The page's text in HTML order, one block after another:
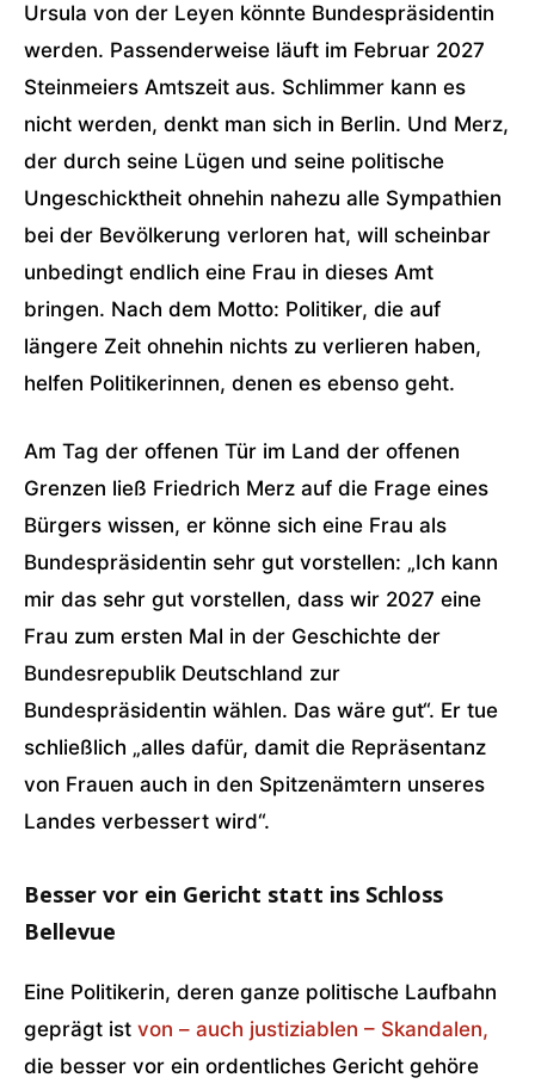
Ursula von der Leyen könnte Bundespräsidentin
werden. Passenderweise läuft im Februar 2027
Steinmeiers Amtszeit aus. Schlimmer kann es
nicht werden, denkt man sich in Berlin. Und Merz,
der durch seine Lügen und seine politische
Ungeschicktheit ohnehin nahezu alle Sympathien
bei der Bevölkerung verloren hat, will scheinbar
unbedingt endlich eine Frau in dieses Amt
bringen. Nach dem Motto: Politiker, die auf
längere Zeit ohnehin nichts zu verlieren haben,
helfen Politikerinnen, denen es ebenso geht.
Am Tag der offenen Tür im Land der offenen
Grenzen ließ Friedrich Merz auf die Frage eines
Bürgers wissen, er könne sich eine Frau als
Bundespräsidentin sehr gut vorstellen: „Ich kann
mir das sehr gut vorstellen, dass wir 2027 eine
Frau zum ersten Mal in der Geschichte der
Bundesrepublik Deutschland zur
Bundespräsidentin wählen. Das wäre gut“. Er tue
schließlich „alles dafür, damit die Repräsentanz
von Frauen auch in den Spitzenämtern unseres
Landes verbessert wird“.
Besser vor ein Gericht statt ins Schloss
Bellevue
Eine Politikerin, deren ganze politische Laufbahn
geprägt ist von – auch justiziablen – Skandalen,
die besser vor ein ordentliches Gericht gehöre